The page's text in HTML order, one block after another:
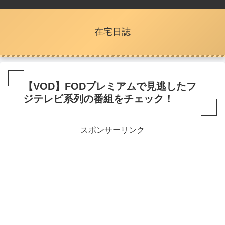
在宅日誌
【VOD】FODプレミアムで見逃したフ
ジテレビ系列の番組をチェック！
スポンサーリンク